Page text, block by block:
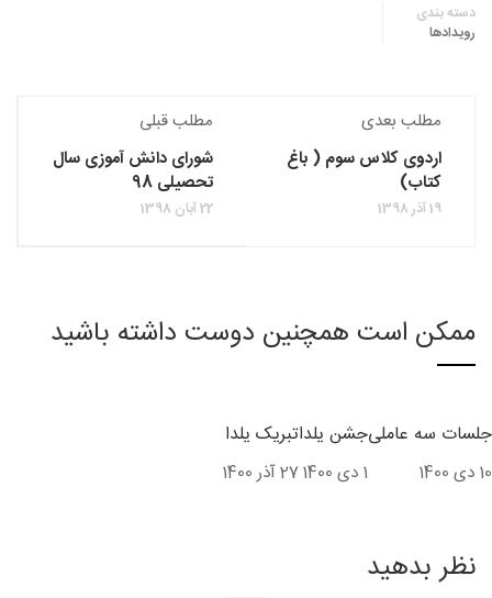
دسته بندی
رویدادها
مطلب قبلی
شورای دانش آموزی سال
تحصیلی 98
22 آبان 1398
مطلب بعدی
اردوی کلاس سوم ( باغ
کتاب)
19 آذر 1398
ممکن است همچنین دوست داشته باشید
جلسات سه عاملی
10 دی 1400
جشن یلدا
1 دی 1400
تبریک یلدا
27 آذر 1400
نظر بدهید